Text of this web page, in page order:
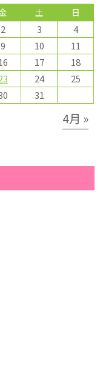
土 日
2 3
4
9 10
11
17
18
24
25
31
4月 »